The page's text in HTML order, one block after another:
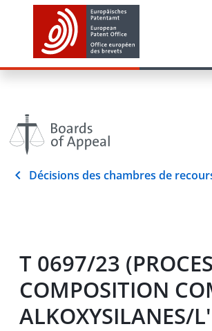
Décisions des chambres de
T 0697/23
COMPOSITION